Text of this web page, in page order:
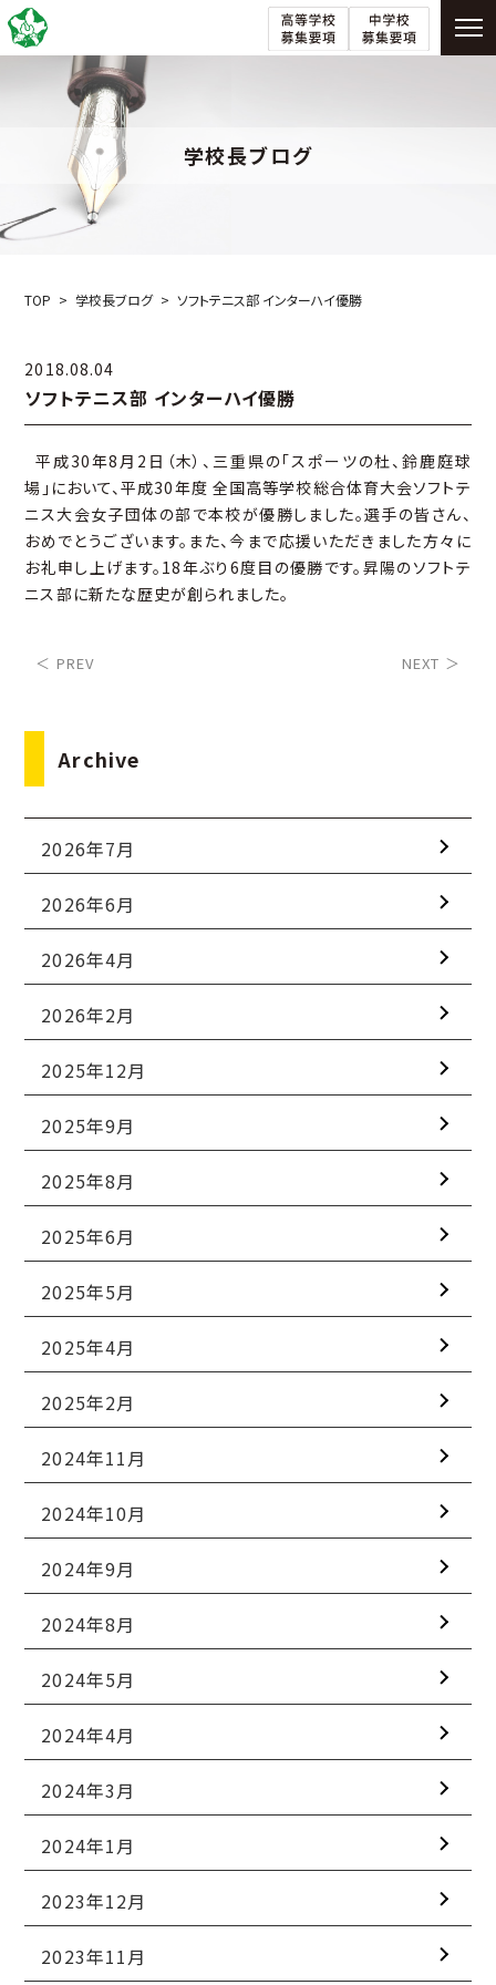
学校長ブログ
TOP 学校長ブログ ソフトテニス部 インターハイ優勝
2018.08.04
ソフトテニス部 インターハイ優勝
平成30年8月2日（木）、三重県の「スポーツの杜、鈴鹿庭球
場」において、平成30年度 全国高等学校総合体育大会ソフトテ
ニス大会女子団体の部で本校が優勝しました。選手の皆さん、
おめでとうございます。また、今まで応援いただきました方々に
お礼申し上げます。18年ぶり6度目の優勝です。昇陽のソフトテ
ニス部に新たな歴史が創られました。
＜ PREV NEXT ＞
Archive
2026年7月
2026年6月
2026年4月
2026年2月
2025年12月
2025年9月
2025年8月
2025年6月
2025年5月
2025年4月
2025年2月
2024年11月
2024年10月
2024年9月
2024年8月
2024年5月
2024年4月
2024年3月
2024年1月
2023年12月
2023年11月